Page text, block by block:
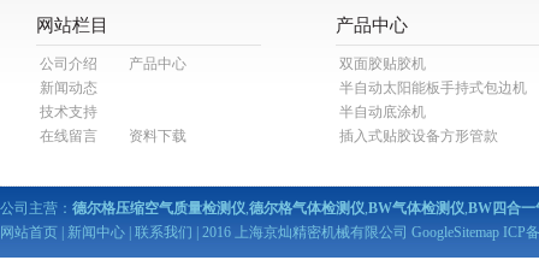
网站栏目
公司介绍
产品中心
新闻动态
技术支持
在线留言
资料下载
产品中心
双面胶贴胶机
半自动太阳能板手持式包边机
半自动底涂机
插入式贴胶设备方形管款
公司主营： 德尔格压缩空气质量检测仪,德尔格气体检测仪,BW气体检测仪,BW四合一
网站首页
新闻中心 联系我们 | 2016 上海京灿精密机械有限公司 GoogleSitemap ICP